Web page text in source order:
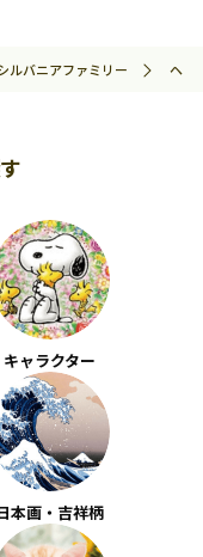
ルバニアファミリー ヘア
キャラクター
本画・吉祥柄